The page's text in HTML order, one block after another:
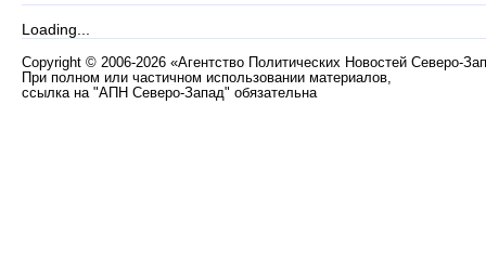
Loading...
Copyright © 2006-2026 «Агентство Политических Новостей Северо-
При полном или частичном использовании материалов,
ссылка на "АПН Северо-Запад" обязательна